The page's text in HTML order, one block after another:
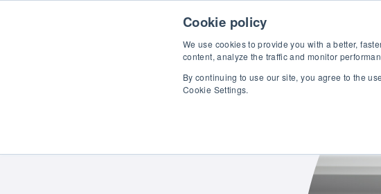
Cookie policy
We use cookies to provide you with a better,
content, analyze the traffic and monitor
By continuing to use our site, you agree to the
Cookie Settings.
Produkte